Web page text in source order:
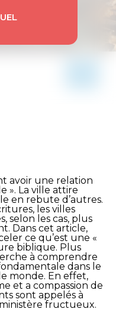
avoir une relation
». La ville attire
en rebute d’autres.
les villes
selon les cas, plus
Dans cet article,
ce qu’est une «
biblique. Plus
à comprendre
dans le
monde. En effet,
et a compassion de
sont appelés à
fructueux.